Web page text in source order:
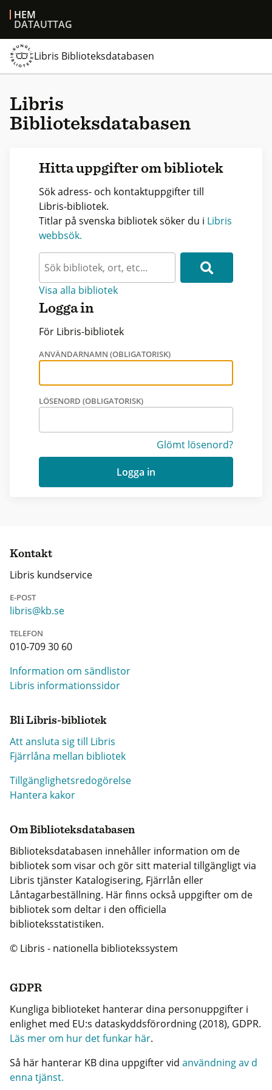
HEM
DATAUTTAG
Libris Biblioteksdatabasen
Libris
Biblioteksdatabasen
Hitta uppgifter om bibliotek
Sök adress- och kontaktuppgifter till
Libris-bibliotek.
Titlar på svenska bibliotek söker du i Libris
webbsök.
Visa alla bibliotek
Logga in
För Libris-bibliotek
ANVÄNDARNAMN (OBLIGATORISK)
LÖSENORD (OBLIGATORISK)
Glömt lösenord?
Logga in
Kontakt
Libris kundservice
E-POST
libris@kb.se
TELEFON
010-709 30 60
Information om sändlistor
Libris informationssidor
Bli Libris-bibliotek
Att ansluta sig till Libris
Fjärrlåna mellan bibliotek
Tillgänglighetsredogörelse
Hantera kakor
Om Biblioteksdatabasen
Biblioteksdatabasen innehåller information om de
bibliotek som visar och gör sitt material tillgängligt via
Libris tjänster Katalogisering, Fjärrlån eller
Låntagarbeställning. Här finns också uppgifter om de
bibliotek som deltar i den officiella
biblioteksstatistiken.
© Libris - nationella bibliotekssystem
GDPR
Kungliga biblioteket hanterar dina personuppgifter i
enlighet med EU:s dataskyddsförordning (2018), GDPR.
Läs mer om hur det funkar här.
Så här hanterar KB dina uppgifter vid användning av d
enna tjänst.